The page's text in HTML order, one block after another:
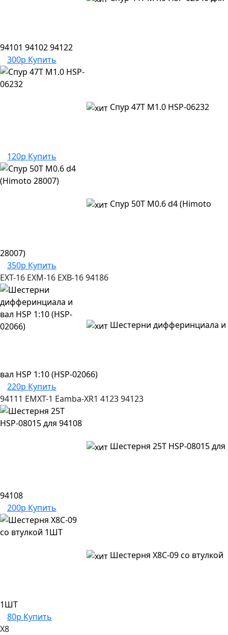
94101 94102 94122
300р Купить
Спур 47T M1.0 HSP-06232
120р Купить
Спур 50T M0.6 d4 (Himoto
28007)
350р Купить
EXT-16 EXM-16 EXB-1694186
Шестерни дифферинциала и
вал HSP 1:10 (HSP-02066)
220р Купить
94111 EMXT-1 Eamba-XR1 412394123
Шестерня 25T HSP-08015 для
94108
200р Купить
Шестерня X8C-09 со втулкой
1ШТ
80р Купить
X8